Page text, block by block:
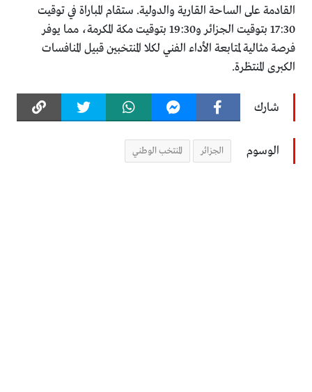
القادمة على الساحة القارية والدولية. ستقام المباراة في توقيت
17:30 بتوقيت الجزائر و19:30 بتوقيت مكة المكرمة، مما يوفر
فرصة مثالية لمتابعة الأداء الفني لكلا المنتخبين قبيل المنافسات
الكبرى المنتظرة.
شارك
الوسوم الجزائر المنتخب الوطني